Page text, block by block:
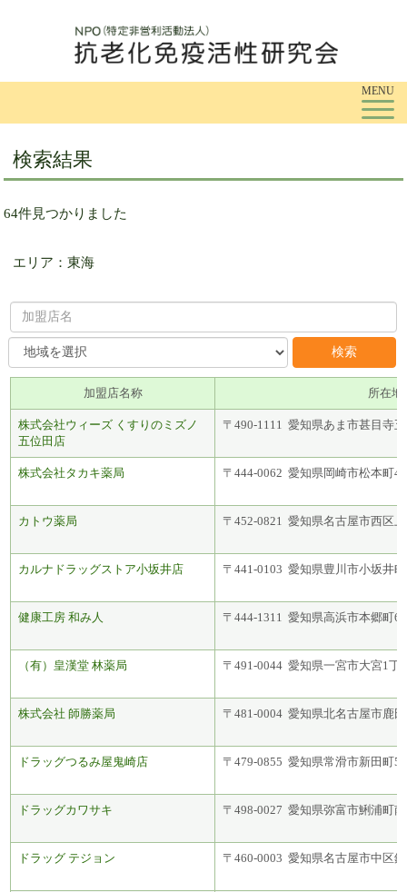
MENU
検索結果
64件見つかりました
エリア：東海
加盟店名称 所在地
株式会社ウィーズ くすりのミズノ
五位田店
〒490-1111 愛知県あま市甚目寺
株式会社タカキ薬局 〒444-0062 愛知県岡崎市松本町
カトウ薬局 〒452-0821 愛知県名古屋市西区
カルナドラッグストア小坂井店 〒441-0103 愛知県豊川市小坂井
健康工房 和み人 〒444-1311 愛知県高浜市本郷町6-
（有）皇漢堂 林薬局 〒491-0044 愛知県一宮市大宮1丁
株式会社 師勝薬局 〒481-0004 愛知県北名古屋市鹿
ドラッグつるみ屋鬼崎店 〒479-0855 愛知県常滑市新田町5-
ドラッグカワサキ 〒498-0027 愛知県弥富市鯏浦町
ドラッグ テジョン 〒460-0003 愛知県名古屋市中区